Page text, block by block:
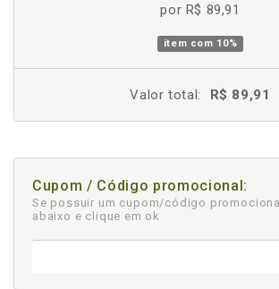
por R$ 89,91
item com 10%
Valor total: R$ 89,91
Cupom / Código promocional:
Se possuir um cupom/código
abaixo e clique em ok